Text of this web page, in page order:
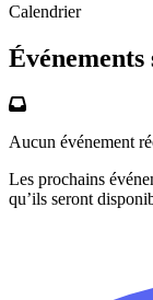
Calendrier
Aucun événement
Les prochains
qu’ils seront